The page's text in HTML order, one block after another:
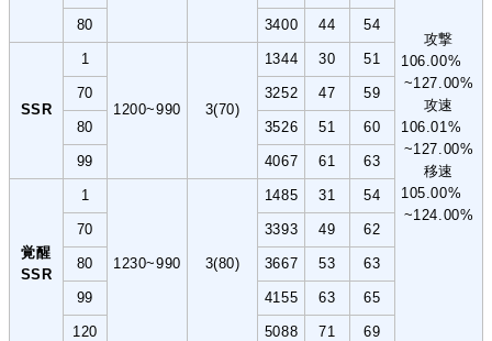
攻撃
106.00%
~127.00%
攻速
106.01%
~127.00%
移速
105.00%
~124.00%
80 3400 44 54
SSR
1
1200~990 3(70)
1344 30 51
70 3252 47 59
80 3526 51 60
99 4067 61 63
覚醒
SSR
1
1230~990 3(80)
1485 31 54
70 3393 49 62
80 3667 53 63
99 4155 63 65
120 5088 71 69